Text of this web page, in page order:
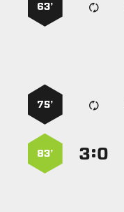
63’
75’
:
83’